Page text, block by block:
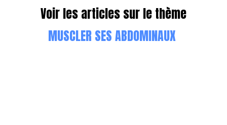
Voir les articles sur le thème
MUSCLER SES ABDOMINAUX